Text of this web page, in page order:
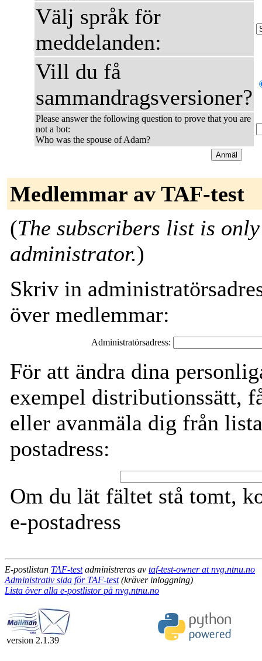
Välj språk för
meddelanden:
Vill du få
sammandragsversioner?
Please answer the following question to prove that you are
not a bot:
Who was the spouse of Adam?
Medlemmar av TAF-test
(The subscribers list is
administrator.)
Skriv in
över medlemmar:
Administratörsadress:
För att ändra dina
exempel distributionssätt,
eller avanmäla dig från
postadress:
Om du lät fältet stå tomt,
e-postadress
E-postlistan TAF-testadministreras av taf-test-owner at nvg.ntnu.no
Administrativ sida för TAF-test(kräver inloggning)
Lista över alla e-postlistor på nvg.ntnu.no
version 2.1.39